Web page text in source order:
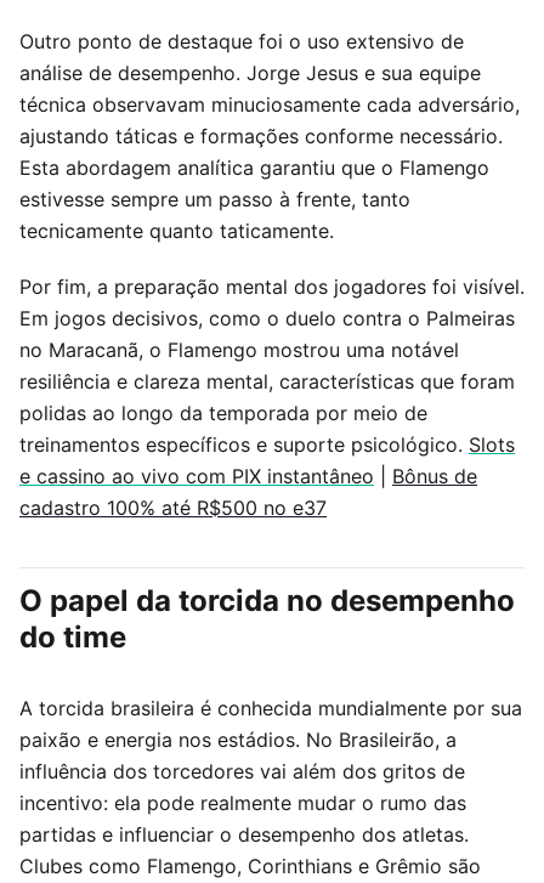
Outro ponto de destaque foi o uso extensivo de
análise de desempenho. Jorge Jesus e sua equipe
técnica observavam minuciosamente cada adversário,
ajustando táticas e formações conforme necessário.
Esta abordagem analítica garantiu que o Flamengo
estivesse sempre um passo à frente, tanto
tecnicamente quanto taticamente.
Por fim, a preparação mental dos jogadores foi visível.
Em jogos decisivos, como o duelo contra o Palmeiras
no Maracanã, o Flamengo mostrou uma notável
resiliência e clareza mental, características que foram
polidas ao longo da temporada por meio de
treinamentos específicos e suporte psicológico. Slots
e cassino ao vivo com PIX instantâneo
Bônus de
cadastro 100% até R$500 no e37
O papel da torcida no desempenho
do time
A torcida brasileira é conhecida mundialmente por sua
paixão e energia nos estádios. No Brasileirão, a
influência dos torcedores vai além dos gritos de
incentivo: ela pode realmente mudar o rumo das
partidas e influenciar o desempenho dos atletas.
Clubes como Flamengo, Corinthians e Grêmio são